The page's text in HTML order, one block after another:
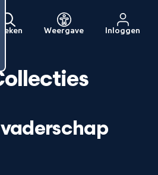
Weergave Inloggen